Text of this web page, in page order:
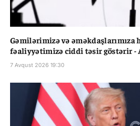
Gəmilərimizə və əməkdaşlarımıza
fəaliyyətimizə ciddi təsir göstərir -
7 Avqust 2026 19:30